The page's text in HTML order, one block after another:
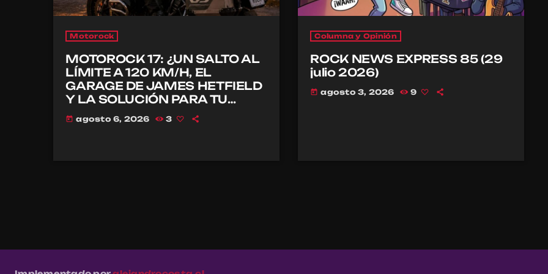
Motorock
MOTOROCK 17: ¿UN SALTO AL
LÍMITE A 120 KM/H, EL
GARAGE DE JAMES HETFIELD
Y LA SOLUCIÓN PARA TU
CASCO?
today agosto 6, 2026 3
Columna y Opinión
ROCK NEWS EXPRESS 85 (29
julio 2026)
today agosto 3, 2026 9